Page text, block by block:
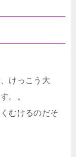
けっこう大
。。
むけるのだそ